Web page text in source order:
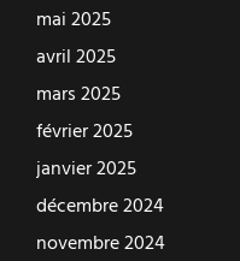
mai 2025
avril 2025
mars 2025
février 2025
janvier 2025
décembre 2024
novembre 2024